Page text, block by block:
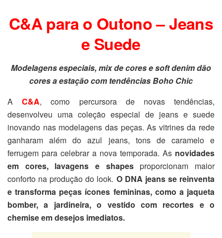
C&A para o Outono – Jeans
e Suede
Modelagens especiais, mix de cores e soft denim dão
cores a estação com tendências Boho Chic
AC&A, como percursora de novas tendências,
desenvolveu uma coleção especial de jeans e suede
inovando nas modelagens das peças. As vitrines da rede
ganharam além do azul jeans, tons de caramelo e
ferrugem para celebrar a nova temporada. As novidades
em cores, lavagens e shapesproporcionam maior
conforto na produção do look. O DNA jeans se reinventa
e transforma peças ícones femininas, como a jaqueta
bomber, a jardineira, o vestido com recortes e o
chemise em desejos imediatos.